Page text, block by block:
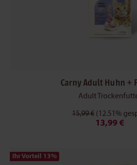
Carny Adult Huhn +
Adult
15,99 € (12.51%
13,99 €
Ihr Vorteil 13%